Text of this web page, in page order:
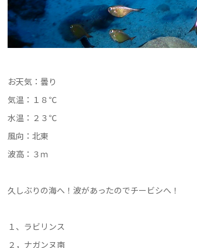
お天気：曇り
気温：１８℃
水温：２３℃
風向：北東
波高：３ｍ
久しぶりの海へ！波があったのでチービシへ！
１、ラビリンス
２，ナガンヌ南